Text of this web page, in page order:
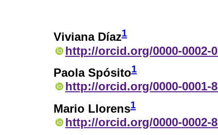
Viviana Díaz1
http://orcid.org/0000-0002-
Paola Spósito1
http://orcid.org/0000-0001-
Mario Llorens1
http://orcid.org/0000-0002-